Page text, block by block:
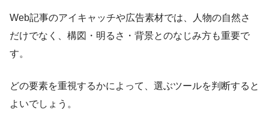
Web記事のアイキャッチや広告素材では、人物の自然さ
だけでなく、構図・明るさ・背景とのなじみ方も重要で
す。
どの要素を重視するかによって、選ぶツールを判断すると
よいでしょう。